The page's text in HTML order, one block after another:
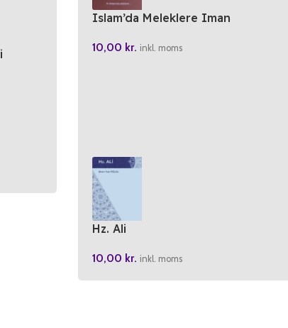
Islam’da Meleklere Iman
10,00 kr. inkl. moms
Hz. Ali
10,00 kr. inkl. moms